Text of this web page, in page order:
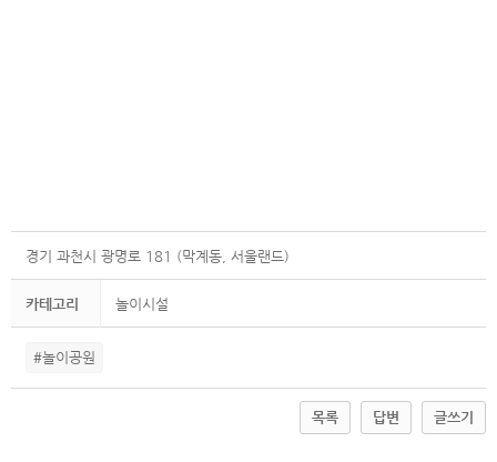
경기 과천시 광명로 181 (막계동, 서울랜드)
카테고리 놀이시설
#놀이공원
목록 답변 글쓰기